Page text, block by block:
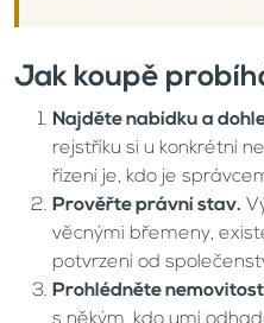
Jak koupě
Najděte nabídku a
rejstříku si u konkrétní
řízení je, kdo je
Prověřte právní stav.
věcnými břemeny,
potvrzení od
Prohlédněte